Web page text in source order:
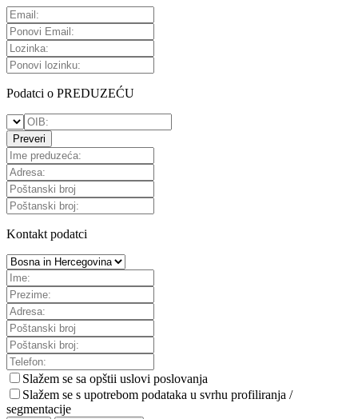
Podatci o PREDUZEĆU
Preveri
Kontakt podatci
Slažem se sa opštii uslovi poslovanja
Slažem se s upotrebom podataka u svrhu profiliranja /
segmentacije